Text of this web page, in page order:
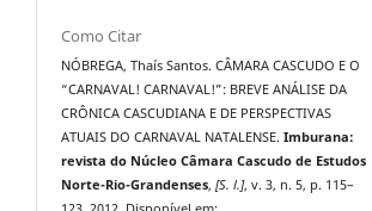
Como Citar
NÓBREGA, Thaís Santos. CÂMARA CASCUDO E O
“CARNAVAL! CARNAVAL!”: BREVE ANÁLISE DA
CRÔNICA CASCUDIANA E DE PERSPECTIVAS
ATUAIS DO CARNAVAL NATALENSE.Imburana:
revista do Núcleo Câmara Cascudo de Estudos
Norte-Rio-Grandenses,[S. l.], v. 3, n. 5, p. 115–